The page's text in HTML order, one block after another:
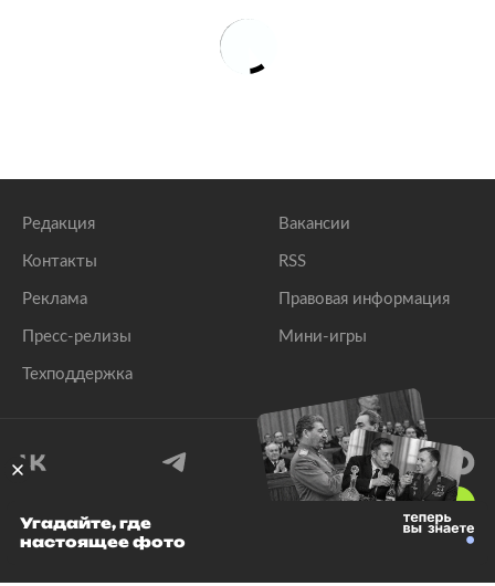
Редакция
Контакты
Реклама
Пресс-релизы
Техподдержка
Вакансии
RSS
Правовая информация
Мини-игры
© 1999–2026 Все права защищены.
Угадайте, где
настоящее фото